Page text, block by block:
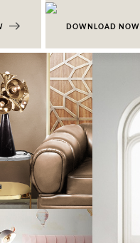
DOWNLOAD NOW